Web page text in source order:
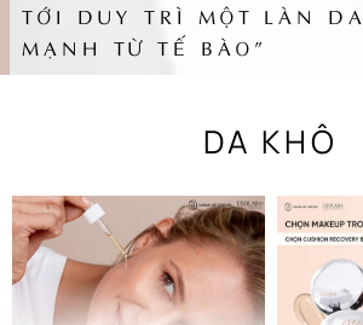
TỚI DUY TRÌ MỘT LÀN
MẠNH TỪ TẾ BÀO”
DA KHÔ
CHI TIẾT